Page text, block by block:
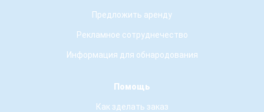
Предложить аренду
Рекламное сотруднечество
Информация для обнародования
Помощь
Как зделать заказ